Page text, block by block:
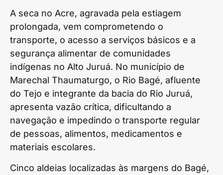
A seca no Acre, agravada pela estiagem
prolongada, vem comprometendo o
transporte, o acesso a serviços básicos e a
segurança alimentar de comunidades
indígenas no Alto Juruá. No município de
Marechal Thaumaturgo, o Rio Bagé, afluente
do Tejo e integrante da bacia do Rio Juruá,
apresenta vazão crítica, dificultando a
navegação e impedindo o transporte regular
de pessoas, alimentos, medicamentos e
materiais escolares.
Cinco aldeias localizadas às margens do Bagé,